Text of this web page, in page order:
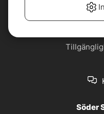
Om oss
Söder